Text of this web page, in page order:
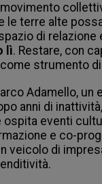
movimento
le terre alte
di relazione
lì. Restare, con
strumento
Adamello, un
anni di
ospita eventi
e co-
veicolo di